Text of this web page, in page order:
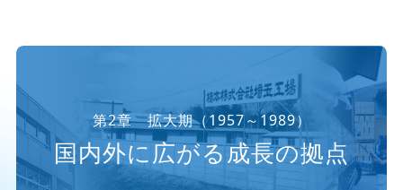
第2章 拡大期（1957～1989）
国内外に広がる成長の拠点